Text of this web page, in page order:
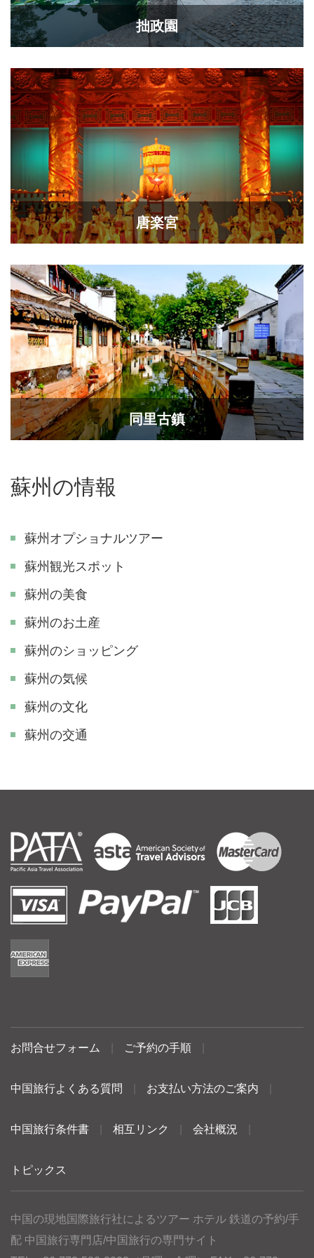
拙政園
唐楽宮
同里古鎮
蘇州の情報
蘇州オプショナルツアー
蘇州観光スポット
蘇州の美食
蘇州のお土産
蘇州のショッピング
蘇州の気候
蘇州の文化
蘇州の交通
お問合せフォーム ご予約の手順
中国旅行よくある質問 お支払い方法のご案内
中国旅行条件書 相互リンク 会社概況
トピックス
中国の現地国際旅行社によるツアー ホテル 鉄道の予約/手
配 中国旅行専門店/中国旅行の専門サイト